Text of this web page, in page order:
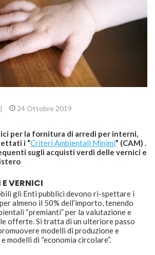
| 24 Ottobre 2019
per la fornitura di arredi per interni,
i “Criteri Ambientali Minimi” (CAM) .
sugli acquisti verdi delle vernici e
VERNICI
gli Enti pubblici devono ri-spettare i
almeno il 50% dell’importo, tenendo
“premianti” per la valutazione e
offerte. Si tratta di un ulteriore passo
modelli di produzione e
modelli di “economia circolare”.